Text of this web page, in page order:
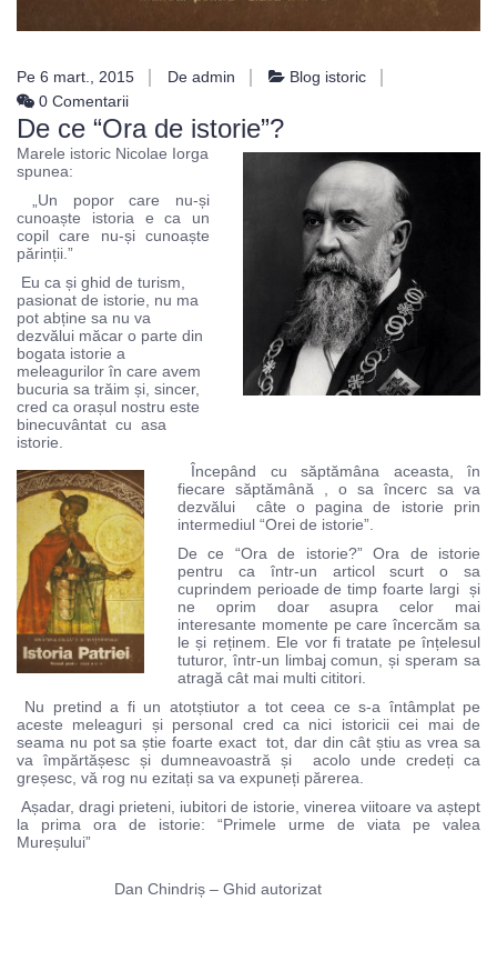
Pe 6 mart., 2015 De admin
Blog istoric
0 Comentarii
De ce “Ora de istorie”?
Marele istoric Nicolae Iorga
spunea:
„Un popor care nu-și
cunoaște istoria e ca un
copil care nu-și cunoaște
părinții.”
Eu ca și ghid de turism,
pasionat de istorie, nu ma
pot abține sa nu va
dezvălui măcar o parte din
bogata istorie a
meleagurilor în care avem
bucuria sa trăim și, sincer,
cred ca orașul nostru este
binecuvântat cu asa
istorie.
Începând cu săptămâna aceasta, în
fiecare săptămână , o sa încerc sa va
dezvălui câte o pagina de istorie prin
intermediul “Orei de istorie”.
De ce “Ora de istorie?” Ora de istorie
pentru ca într-un articol scurt o sa
cuprindem perioade de timp foarte largi și
ne oprim doar asupra celor mai
interesante momente pe care încercăm sa
le și reținem. Ele vor fi tratate pe înțelesul
tuturor, într-un limbaj comun, și speram sa
atragă cât mai multi cititori.
Nu pretind a fi un atotștiutor a tot ceea ce s-a întâmplat pe
aceste meleaguri și personal cred ca nici istoricii cei mai de
seama nu pot sa știe foarte exact tot, dar din cât știu as vrea sa
va împărtășesc și dumneavoastră și acolo unde credeți ca
greșesc, vă rog nu ezitați sa va expuneți părerea.
Așadar, dragi prieteni, iubitori de istorie, vinerea viitoare va aștept
la prima ora de istorie: “Primele urme de viata pe valea
Mureșului”
Dan Chindriș – Ghid autorizat